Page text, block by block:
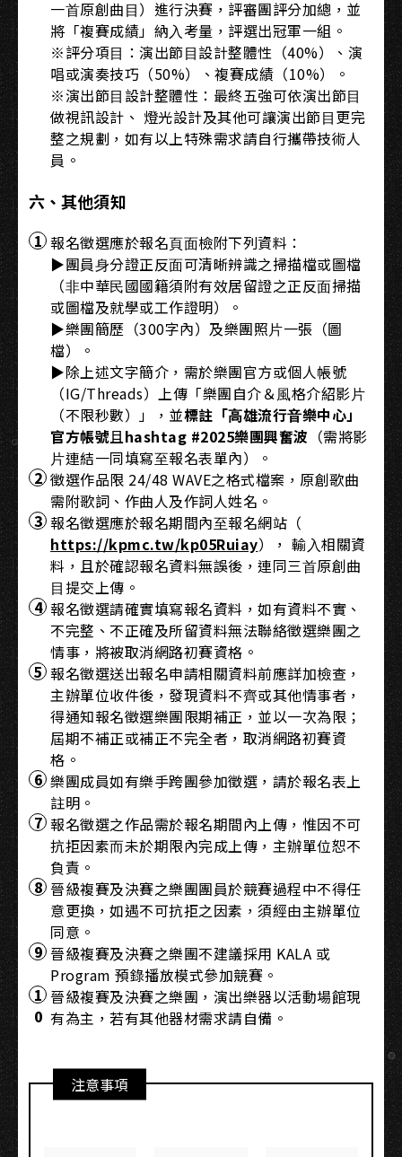
⼀⾸原創曲⽬）進⾏決賽，評審團評分加總，並
將「複賽成績」納⼊考量，評選出冠軍⼀組。
※評分項⽬：演出節⽬設計整體性（40%）、演
唱或演奏技巧（50%）、複賽成績（10%）。
※演出節⽬設計整體性：最終五強可依演出節⽬
做視訊設計、 燈光設計及其他可讓演出節⽬更完
整之規劃，如有以上特殊需求請⾃⾏攜帶技術⼈
員。
六、其他須知
報名徵選應於報名⾴⾯檢附下列資料：
▶團員⾝分證正反⾯可清晰辨識之掃描檔或圖檔
（⾮中華⺠國國籍須附有效居留證之正反⾯掃描
或圖檔及就學或⼯作證明）。
▶樂團簡歷（300字內）及樂團照⽚⼀張（圖
檔）。
▶除上述⽂字簡介，需於樂團官⽅或個⼈帳號
（IG/Threads）上傳「樂團⾃介＆⾵格介紹影⽚
（不限秒數）」，並標註「⾼雄流⾏⾳樂中⼼」
官⽅帳號且hashtag #2025樂團興奮波 （需將影
⽚連結⼀同填寫⾄報名表單內）。
徵選作品限 24/48 WAVE之格式檔案，原創歌曲
需附歌詞、作曲⼈及作詞⼈姓名。
報名徵選應於報名期間內⾄報名網站（
https://kpmc.tw/kp05Ruiay）， 輸⼊相關資
料，且於確認報名資料無誤後，連同三⾸原創曲
⽬提交上傳。
報名徵選請確實填寫報名資料，如有資料不實、
不完整、不正確及所留資料無法聯絡徵選樂團之
情事，將被取消網路初賽資格。
報名徵選送出報名申請相關資料前應詳加檢查，
主辦單位收件後，發現資料不⿑或其他情事者，
得通知報名徵選樂團限期補正，並以⼀次為限；
屆期不補正或補正不完全者，取消網路初賽資
格。
樂團成員如有樂⼿跨團參加徵選，請於報名表上
註明。
報名徵選之作品需於報名期間內上傳，惟因不可
抗拒因素⽽未於期限內完成上傳，主辦單位恕不
負責。
晉級複賽及決賽之樂團團員於競賽過程中不得任
意更換，如遇不可抗拒之因素，須經由主辦單位
同意。
晉級複賽及決賽之樂團不建議採⽤ KALA 或
Program 預錄播放模式參加競賽。
晉級複賽及決賽之樂團，演出樂器以活動場館現
有為主，若有其他器材需求請⾃備。
注意事項